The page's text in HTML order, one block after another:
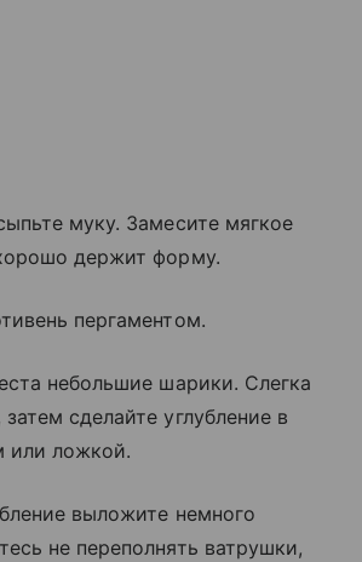
муку. Замесите мягкое
держит форму.
пергаментом.
небольшие шарики. Слегка
сделайте углубление в
или ложкой.
выложите немного
не переполнять ватрушки,